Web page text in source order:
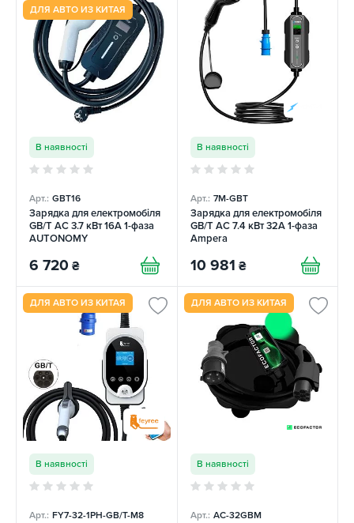
ДЛЯ АВТО ИЗ КИТАЯ
В наявності
Арт.: GBT16
Зарядка для електромобіля
GB/T AC 3.7 кВт 16A 1-фаза
AUTONOMY
6 720 ₴
В наявності
Арт.: 7M-GBT
Зарядка для електромобіля
GB/T AC 7.4 кВт 32A 1-фаза
Ampera
10 981 ₴
ДЛЯ АВТО ИЗ КИТАЯ
В наявності
Арт.: FY7-32-1PH-GB/T-M8
ДЛЯ АВТО ИЗ КИТАЯ
В наявності
Арт.: AC-32GBM